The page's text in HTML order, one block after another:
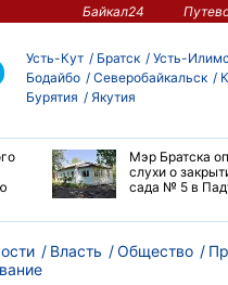
Байкал24
Усть-Кут Братск Усть-
Бодайбо
Северобайкальск
Бурятия
Якутия
Мэр Братска
слухи о
сада № 5 в
Власть Общество